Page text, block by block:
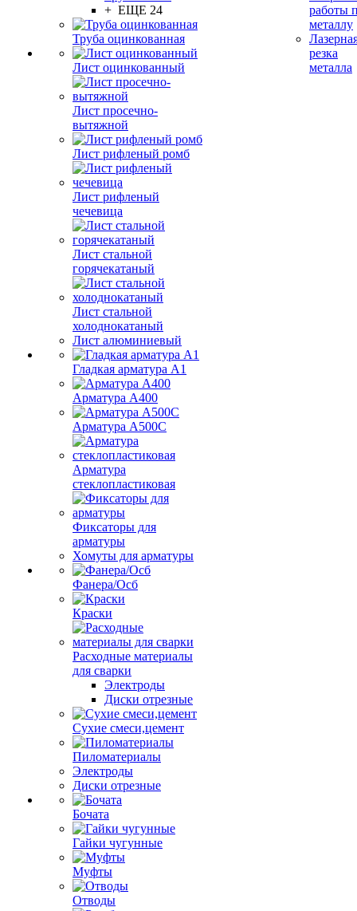
+ ЕЩЕ 24
Труба оцинкованная
Лист оцинкованный
Лист просечно-
вытяжной
Лист рифленый ромб
Лист рифленый
чечевица
Лист стальной
горячекатаный
Лист стальной
холоднокатаный
Лист алюминиевый
Гладкая арматура А1
Арматура А400
Арматура A500C
Арматура
стеклопластиковая
Фиксаторы для
арматуры
Хомуты для арматуры
Фанера/Осб
Краски
Расходные материалы
для сварки
Электроды
Диски отрезные
Сухие смеси,цемент
Пиломатериалы
Электроды
Диски отрезные
Бочата
Гайки чугунные
Муфты
Отводы
работы
металлу
резка
металла